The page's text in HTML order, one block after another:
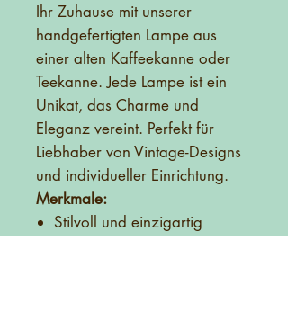
Ihr Zuhause mit unserer
handgefertigten Lampe aus
einer alten Kaffeekanne oder
Teekanne. Jede Lampe ist ein
Unikat, das Charme und
Eleganz vereint. Perfekt für
Liebhaber von Vintage-Designs
und individueller Einrichtung.
Merkmale:
Stilvoll und einzigartig